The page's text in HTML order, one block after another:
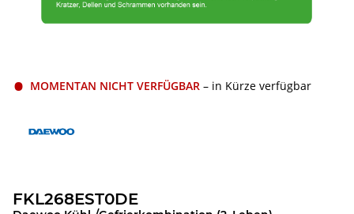
MOMENTAN NICHT VERFÜGBAR – in Kürze verfügbar
FKL268EST0DE